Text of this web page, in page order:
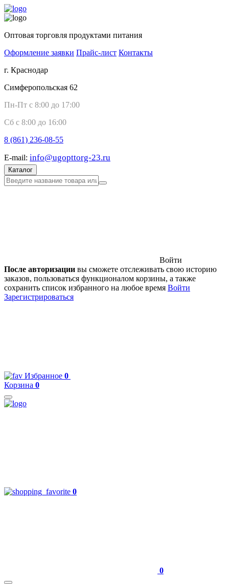
Оптовая торговля продуктами питания
Оформление заявки Прайс-лист Контакты
г. Краснодар
Симферопольская 62
Пн-Пт с 8:00 до 17:00
Сб с 8:00 до 16:00
8 (861) 236-08-55
E-mail: info@ugopttorg-23.ru
Каталог
Войти
После авторизации вы сможете отслеживать свою историю
заказов, пользоваться функционалом корзины, а также
сохранить список избранного на любое время Войти
Зарегистрироваться
Избранное 0
Корзина 0
0
0